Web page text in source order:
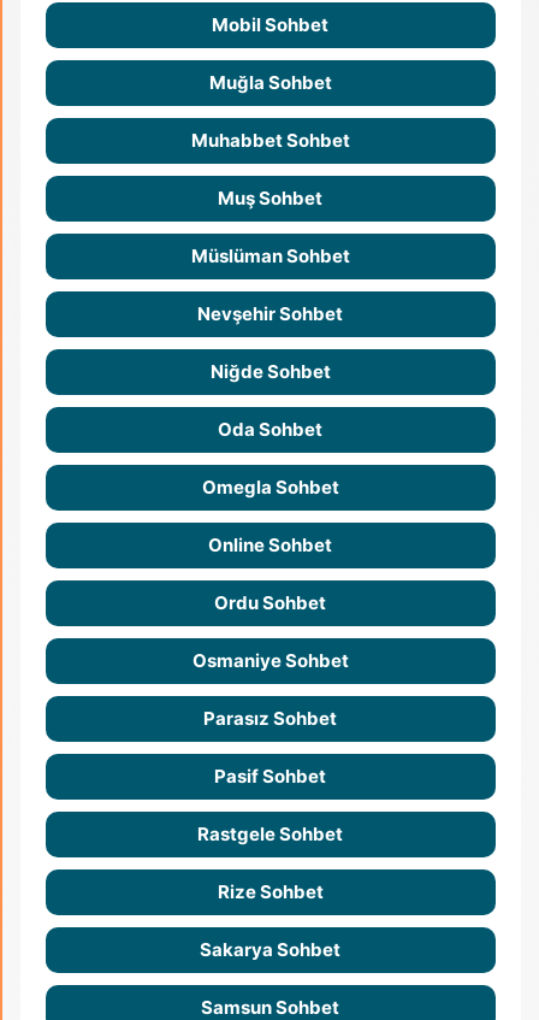
Mobil Sohbet
Muğla Sohbet
Muhabbet Sohbet
Muş Sohbet
Müslüman Sohbet
Nevşehir Sohbet
Niğde Sohbet
Oda Sohbet
Omegla Sohbet
Online Sohbet
Ordu Sohbet
Osmaniye Sohbet
Parasız Sohbet
Pasif Sohbet
Rastgele Sohbet
Rize Sohbet
Sakarya Sohbet
Samsun Sohbet